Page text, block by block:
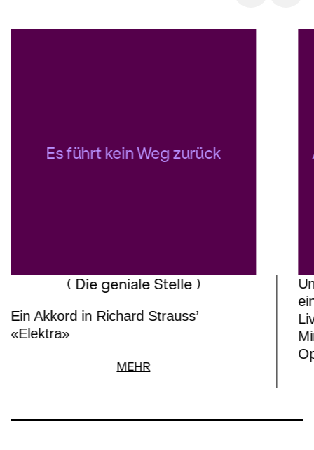
Es führt kein Weg zurück
( Die geniale Stelle )
Ein Akkord in Richard Strauss’
«Elektra»
MEHR